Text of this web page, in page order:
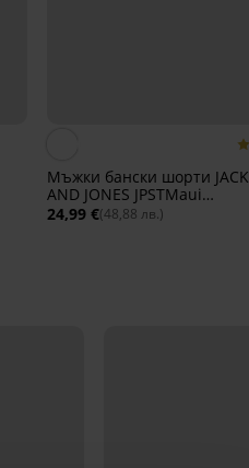
Мъжки бански шорти JACK
AND JONES JPSTMaui
Norrebro
24,99 €(48,88 лв.)